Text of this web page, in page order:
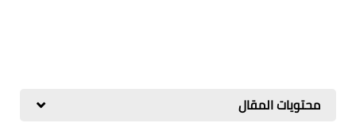
محتويات المقال